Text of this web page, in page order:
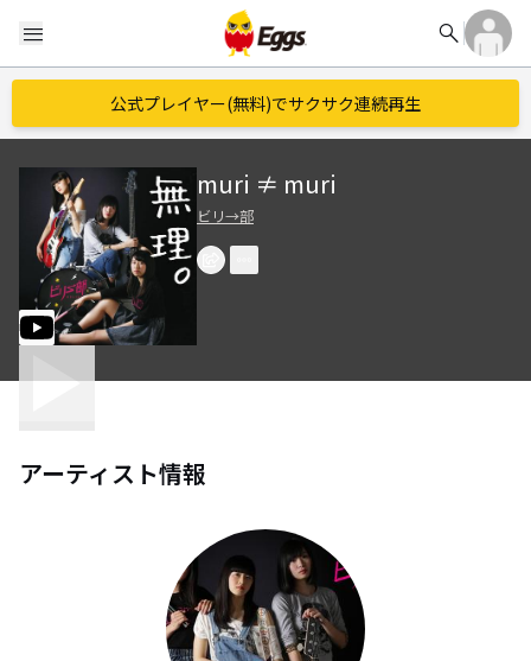
menu search
公式プレイヤー(無料)でサクサク連続再生
muri ≠ muri
ビリ→部
アーティスト情報